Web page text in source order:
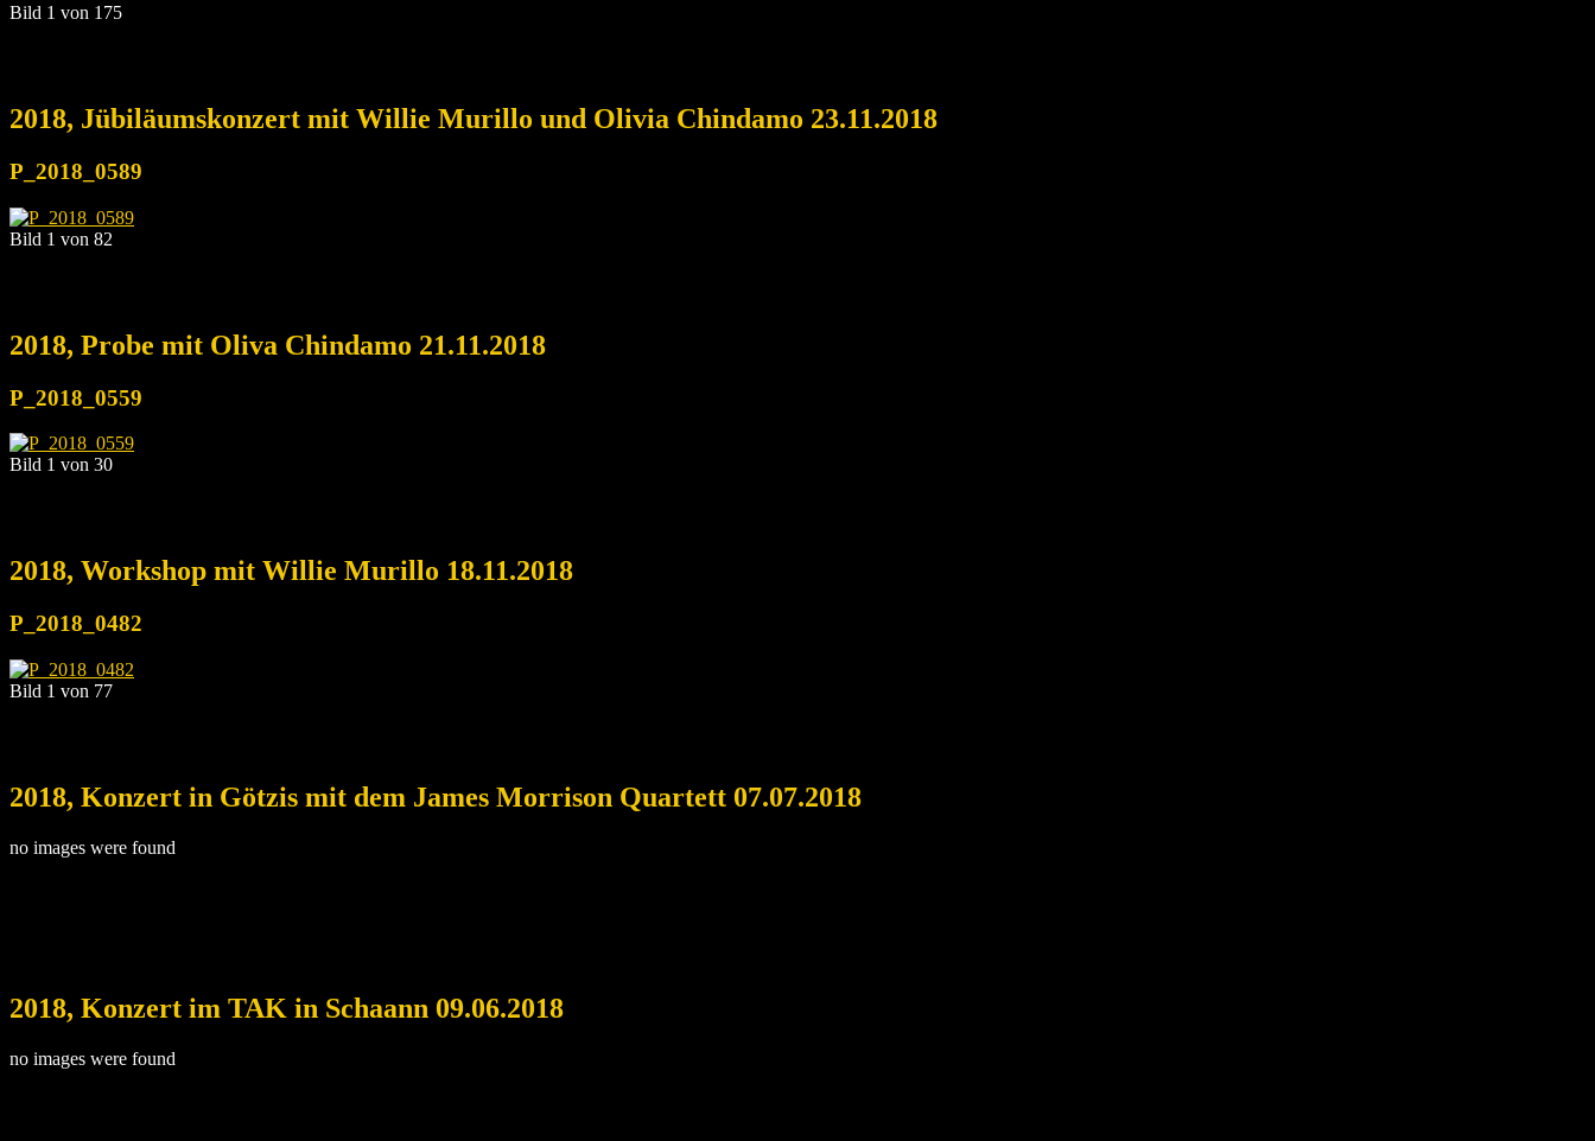
Bild 1 von 175
2018, Jübiläumskonzert mit Willie Murillo und Olivia Chindamo 23.11.2018
P_2018_0589
Bild 1 von 82
2018, Probe mit Oliva Chindamo 21.11.2018
P_2018_0559
Bild 1 von 30
2018, Workshop mit Willie Murillo 18.11.2018
P_2018_0482
Bild 1 von 77
2018, Konzert in Götzis mit dem James Morrison Quartett 07.07.2018
no images were found
2018, Konzert im TAK in Schaann 09.06.2018
no images were found